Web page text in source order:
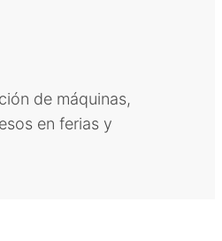
de máquinas,
en ferias y